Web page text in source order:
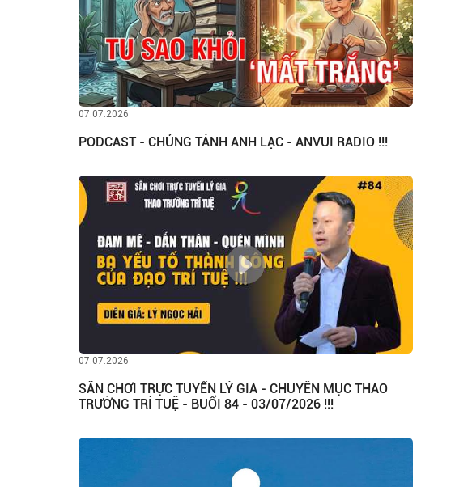
07.07.2026
PODCAST - CHỦNG TÁNH ANH LẠC - ANVUI RADIO !!!
07.07.2026
SÂN CHƠI TRỰC TUYẾN LÝ GIA - CHUYÊN MỤC THAO
TRƯỜNG TRÍ TUỆ - BUỔI 84 - 03/07/2026 !!!